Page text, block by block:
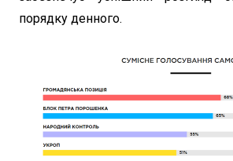
порядку денного.